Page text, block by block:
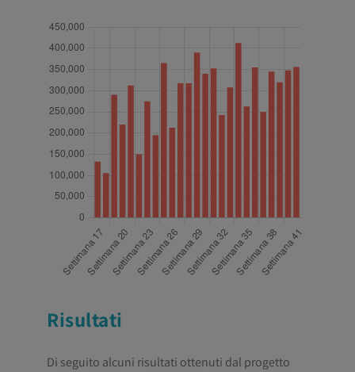
Risultati
Di seguito alcuni risultati ottenuti dal progetto